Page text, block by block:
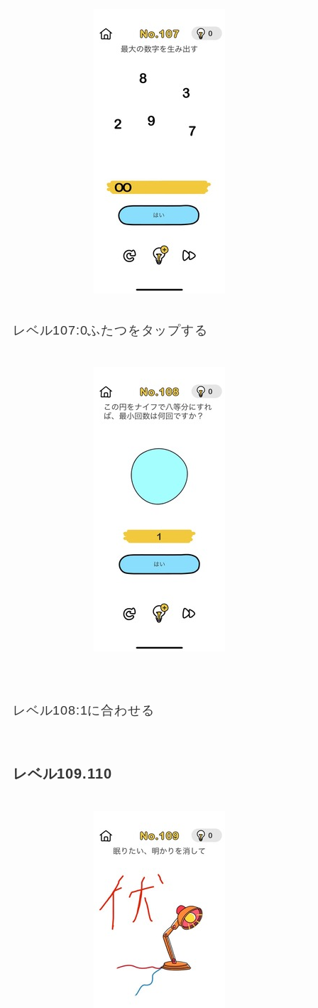
レベル107:0ふたつをタップする
レベル108:1に合わせる
レベル109.110